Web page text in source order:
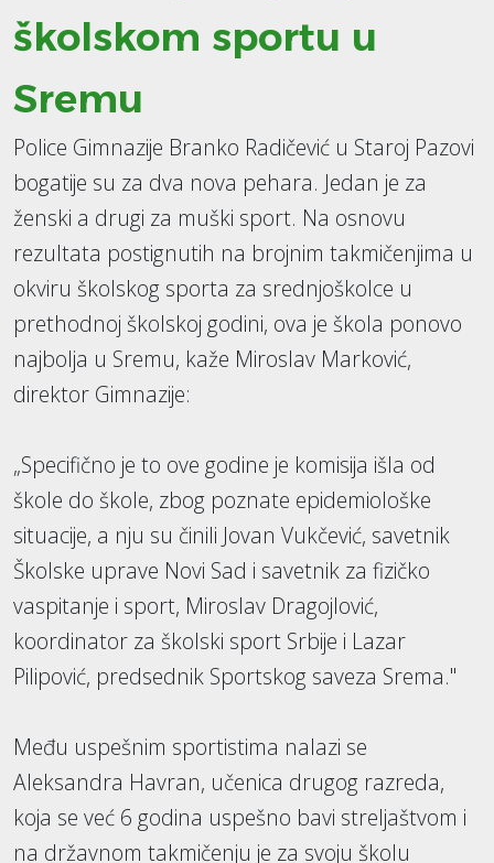
školskom sportu u
Sremu
Police Gimnazije Branko Radičević u Staroj Pazovi
bogatije su za dva nova pehara. Jedan je za
ženski a drugi za muški sport. Na osnovu
rezultata postignutih na brojnim takmičenjima u
okviru školskog sporta za srednjoškolce u
prethodnoj školskoj godini, ova je škola ponovo
najbolja u Sremu, kaže Miroslav Marković,
direktor Gimnazije:
„Specifično je to ove godine je komisija išla od
škole do škole, zbog poznate epidemiološke
situacije, a nju su činili Jovan Vukčević, savetnik
Školske uprave Novi Sad i savetnik za fizičko
vaspitanje i sport, Miroslav Dragojlović,
koordinator za školski sport Srbije i Lazar
Pilipović, predsednik Sportskog saveza Srema."
Među uspešnim sportistima nalazi se
Aleksandra Havran, učenica drugog razreda,
koja se već 6 godina uspešno bavi streljaštvom i
na državnom takmičenju je za svoju školu